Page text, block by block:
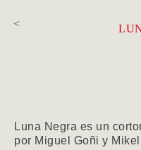
<
Luna Negra es un
por Miguel Goñi y